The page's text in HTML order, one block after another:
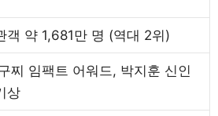
객 약 1,681만 명 (역대 2위)
찌 임팩트 어워드, 박지훈 신인
상